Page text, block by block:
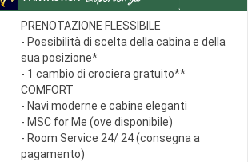
PRENOTAZIONE FLESSIBILE
- Possibilità di scelta della cabina e della
sua posizione*
- 1 cambio di crociera gratuito**
COMFORT
- Navi moderne e cabine eleganti
- MSC for Me (ove disponibile)
- Room Service 24/ 24 (consegna a
pagamento)